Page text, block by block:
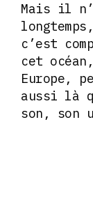
Mais il
c’est
cet
Europe,
aussi là
son, son